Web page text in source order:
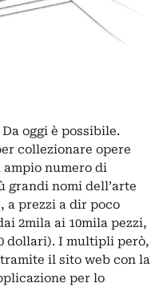
oggi è possibile.
collezionare opere
ampio numero di
nomi dell’arte
a prezzi a dir poco
2mila ai 10mila pezzi,
dollari). I multipli però,
il sito web con la
per lo